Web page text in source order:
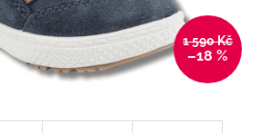
1 590 Kč
–18 %